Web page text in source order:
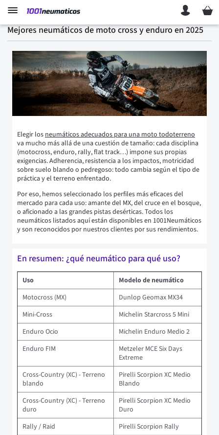
Mi
Mejores neumáticos de moto cross y enduro en 2025
Elegir losneumáticos adecuados para una moto todoterreno
va mucho más allá de una cuestión de tamaño: cada disciplina
(motocross, enduro, rally, flat track…) impone sus propias
exigencias. Adherencia, resistencia a los impactos, motricidad
sobre suelo blando o pedregoso: todo cambia según el tipo de
práctica y el terreno enfrentado.
Por eso, hemos seleccionado los perfiles más eficaces del
mercado para cada uso: amante del MX, del cruce en el bosque,
o aficionado a las grandes pistas desérticas. Todos los
neumáticos listados aquí están disponibles en 1001Neumáticos
y son reconocidos por nuestros clientes por sus rendimientos.
En resumen: ¿qué neumático para qué uso?
Uso
Modelo de neumático
Motocross (MX)
Dunlop Geomax MX34
Mini-Cross
Michelin Starcross 5 Mini
Enduro Ocio
Michelin Enduro Medio 2
Enduro FIM
Metzeler MCE Six Days
Extreme
Cross-Country (XC) - Terreno
blando
Pirelli Scorpion XC Medio
Blando
Cross-Country (XC) - Terreno
duro
Pirelli Scorpion XC Medio
Duro
Rally / Raid
Pirelli Scorpion Rally